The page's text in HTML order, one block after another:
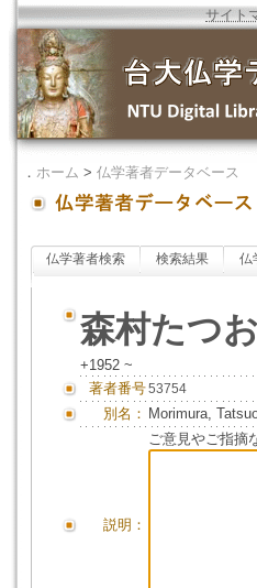
サイト
． ホーム > 仏学著者データベース
仏学著者検索 検索結果 仏
森村たつお
+1952 ~
著者番号53754
別名： Morimura,
説明：
ご意見やご指摘